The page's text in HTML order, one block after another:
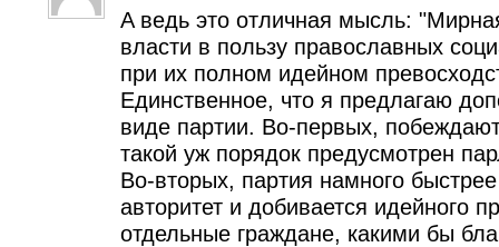
A ведь это отличная мысль:
власти в пользу православных
при их полном идейном
Единственное, что я предлагаю
виде партии. Во-первых,
такой уж порядок предусмотрен
Во-вторых, партия намного
авторитет и добивается идейного
отдельные граждане, какими бы